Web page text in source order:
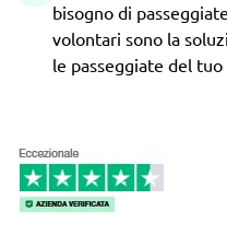
bisogno di
volontari sono la
le passeggiate del tuo